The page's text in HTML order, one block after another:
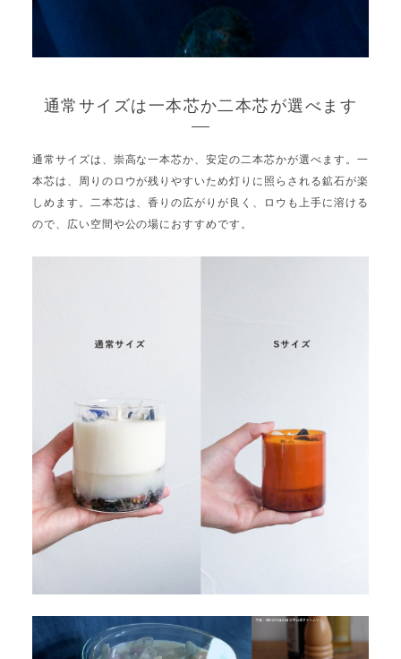
通常サイズは一本芯か二本芯が選べます
通常サイズは、崇高な一本芯か、安定の二本芯かが選べます。一
本芯は、周りのロウが残りやすいため灯りに照らされる鉱石が楽
しめます。二本芯は、香りの広がりが良く、ロウも上手に溶ける
ので、広い空間や公の場におすすめです。